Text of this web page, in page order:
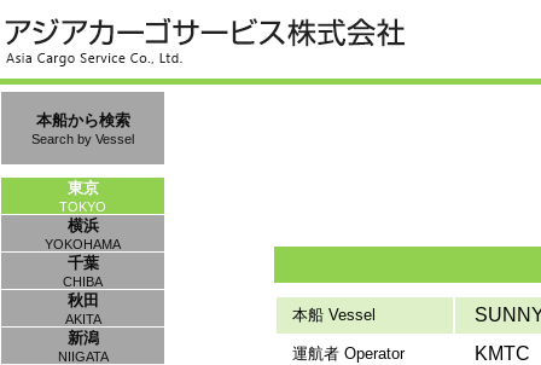
本船から検索
Search by Vessel
東京
TOKYO
横浜
YOKOHAMA
千葉
CHIBA
秋田
AKITA
新潟
NIIGATA
本船 Vessel
運航者 Operator KMTC